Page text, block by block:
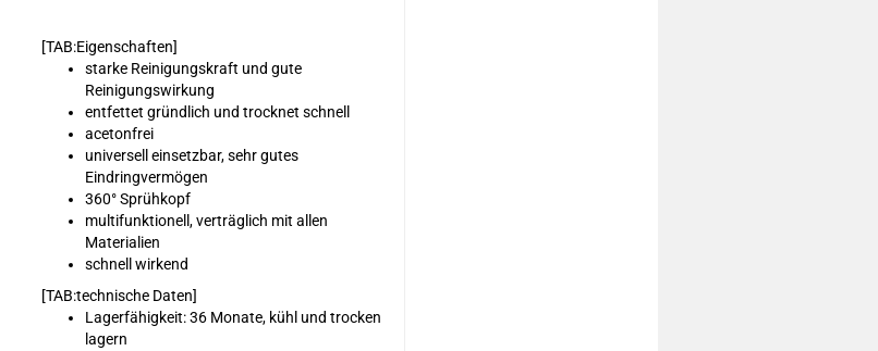
[TAB:Eigenschaften]
starke Reinigungskraft und gute
Reinigungswirkung
entfettet gründlich und trocknet schnell
acetonfrei
universell einsetzbar, sehr gutes
Eindringvermögen
360° Sprühkopf
multifunktionell, verträglich mit allen
Materialien
schnell wirkend
[TAB:technische Daten]
Lagerfähigkeit: 36 Monate, kühl und trocken
lagern